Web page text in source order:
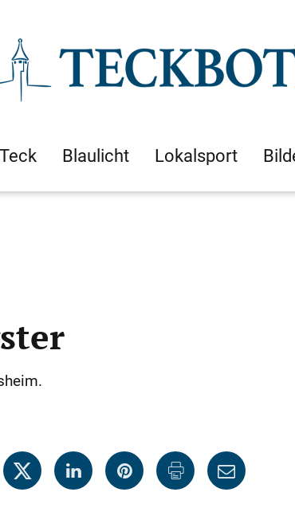
Blaulicht Lokalsport